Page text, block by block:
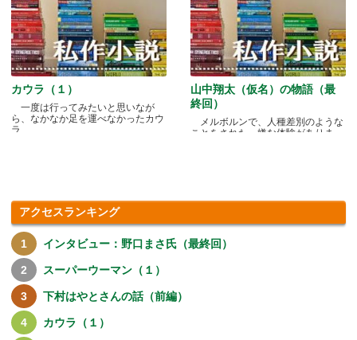
カウラ（１）
一度は行ってみたいと思いなが
ら、なかなか足を運べなかったカウ
ラ.....
山中翔太（仮名）の物語（最
終回）
メルボルンで、人種差別のような
ことをされた、嫌な体験がありま
アクセスランキング
インタビュー：野口まさ氏（最終回）
スーパーウーマン（１）
下村はやとさんの話（前編）
カウラ（１）